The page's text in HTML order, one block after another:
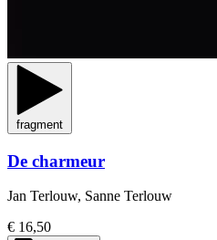
fragment
De charmeur
Jan Terlouw, Sanne Terlouw
€ 16,50